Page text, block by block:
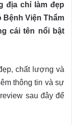
địa chỉ làm đẹp
Viện Thẩm
cái tên nổi bật
chất lượng và
thông tin và sự
sau đây để